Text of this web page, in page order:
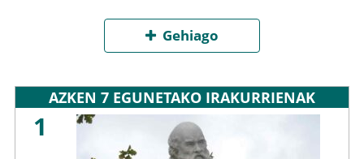
Gehiago
AZKEN 7 EGUNETAKO IRAKURRIENAK
1